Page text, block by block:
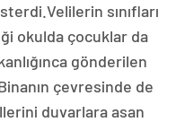
sınıfları
okulda çocuklar da
gönderilen
çevresinde de
duvarlara asan